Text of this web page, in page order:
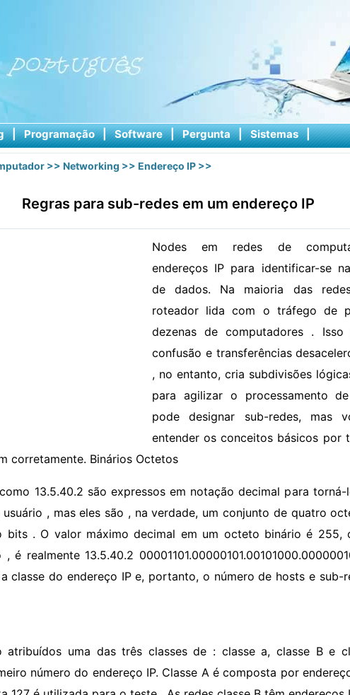
| Programação | Software | Pergunta | Sistemas |
>> Networking >> Endereço IP >>
Regras para sub-redes em um endereço IP
Nodes em redes de
endereços IP para identificar-se
de dados. Na maioria das
roteador lida com o tráfego de
dezenas de computadores .
confusão e transferências
, no entanto, cria subdivisões
para agilizar o processamento
pode designar sub-redes, mas
entender os conceitos básicos por
corretamente. Binários Octetos
13.5.40.2 são expressos em notação decimal para
, mas eles são , na verdade, um conjunto de quatro
. O valor máximo decimal em um octeto binário é 255,
é realmente 13.5.40.2
classe do endereço IP e, portanto, o número de hosts e sub-
atribuídos uma das três classes de : classe a, classe B e
número do endereço IP. Classe A é composta por